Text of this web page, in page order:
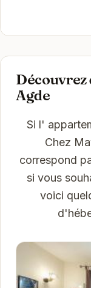
Découvrez
Agde
Si l'
Chez
correspond
si vous
voici